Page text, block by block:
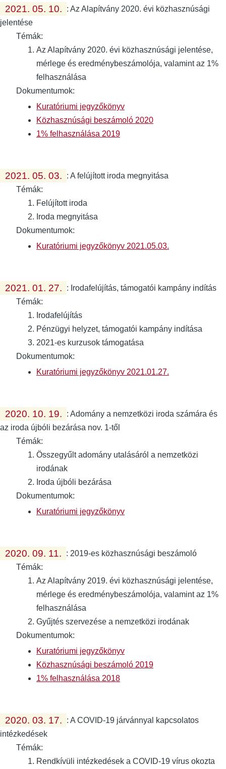
2021. 05. 10. :Az Alapítvány 2020. évi közhasznúsági
jelentése
Témák:
Az Alapítvány 2020. évi közhasznúsági jelentése,
mérlege és eredménybeszámolója, valamint az 1%
felhasználása
Dokumentumok:
Kuratóriumi jegyzőkönyv
Közhasznúsági beszámoló 2020
1% felhasználása 2019
2021. 05. 03. :A felújított iroda megnyitása
Témák:
Felújított iroda
Iroda megnyitása
Dokumentumok:
Kuratóriumi jegyzőkönyv 2021.05.03.
2021. 01. 27. : Irodafelújítás, támogatói kampány indítás
Témák:
Irodafelújítás
Pénzügyi helyzet, támogatói kampány indítása
2021-es kurzusok támogatása
Dokumentumok:
Kuratóriumi jegyzőkönyv 2021.01.27.
2020. 10. 19. :Adomány a nemzetközi iroda számára és
az iroda újbóli bezárása nov. 1-től
Témák:
Összegyűlt adomány utalásáról a nemzetközi
irodának
Iroda újbóli bezárása
Dokumentumok:
Kuratóriumi jegyzőkönyv
2020. 09. 11. : 2019-es közhasznúsági beszámoló
Témák:
Az Alapítvány 2019. évi közhasznúsági jelentése,
mérlege és eredménybeszámolója, valamint az 1%
felhasználása
Gyűjtés szervezése a nemzetközi irodának
Dokumentumok:
Kuratóriumi jegyzőkönyv
Közhasznúsági beszámoló 2019
1% felhasználása 2018
2020. 03. 17. :A COVID-19 járvánnyal kapcsolatos
intézkedések
Témák:
Rendkívüli intézkedések a COVID-19 vírus okozta